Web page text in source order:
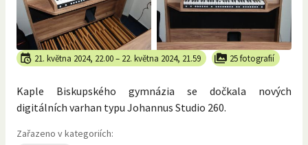
21. května 2024, 22.00– 22. května 2024, 21.59 25 fotografií
Kaple Biskupského gymnázia se dočkala nových
digitálních varhan typu Johannus Studio 260.
Zařazeno v kategoriích: